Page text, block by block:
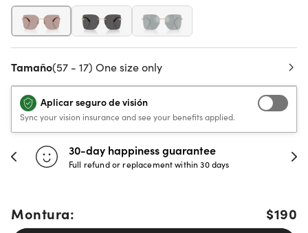
Tamaño(57 - 17) One size only
Aplicar seguro de visión
Sync your vision insurance and see your benefits applied.
30-day happiness guarantee
Full refund or replacement within 30 days
Montura:
$190